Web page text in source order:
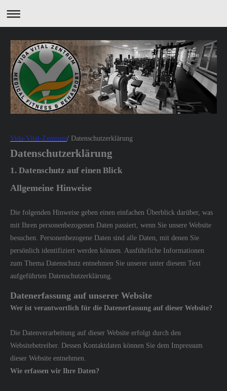
Vida-Vital-Zentrum/ Datenschutzerklärung
Datenschutzerklärung
1. Datenschutz auf einen Blick
Allgemeine Hinweise
Die folgenden Hinweise geben einen einfachen Überblick darüber, was
mit Ihren personenbezogenen Daten passiert, wenn Sie unsere Website
besuchen. Personenbezogene Daten sind alle Daten, mit denen Sie
persönlich identifiziert werden können. Ausführliche Informationen
zum Thema Datenschutz entnehmen Sie unserer unter diesem Text
aufgeführten Datenschutzerklärung.
Datenerfassung auf unserer Website
Wer ist verantwortlich für die Datenerfassung auf dieser Website?
Die Datenverarbeitung auf dieser Website erfolgt durch den
Websitebetreiber. Dessen Kontaktdaten können Sie dem Impressum
dieser Website entnehmen.
Wie erfassen wir Ihre Daten?